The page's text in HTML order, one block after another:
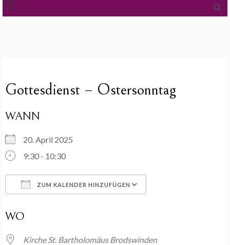
Gottesdienst – Ostersonntag
WANN
20. April 2025
9:30 - 10:30
ZUM KALENDER HINZUFÜGEN
WO
Kirche St. Bartholomäus Brodswinden